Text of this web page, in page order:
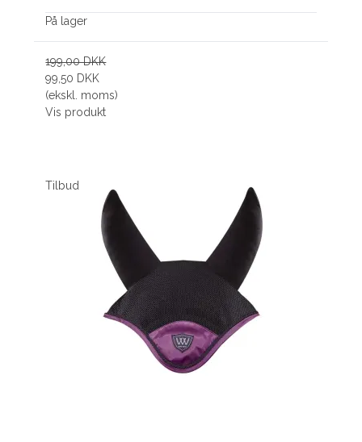
På lager
199,00 DKK
99,50 DKK
(ekskl. moms)
Vis produkt
Tilbud